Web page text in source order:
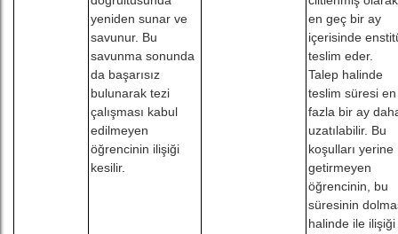
yeniden sunar ve
savunur. Bu
savunma sonunda
da başarısız
bulunarak tezi
çalışması kabul
edilmeyen
öğrencinin ilişiği
kesilir.
en geç bir ay
içerisinde
teslim eder.
Talep halinde
teslim süresi en
fazla bir ay
uzatılabilir. Bu
koşulları yerine
getirmeyen
öğrencinin, bu
süresinin
halinde ile ilişiği